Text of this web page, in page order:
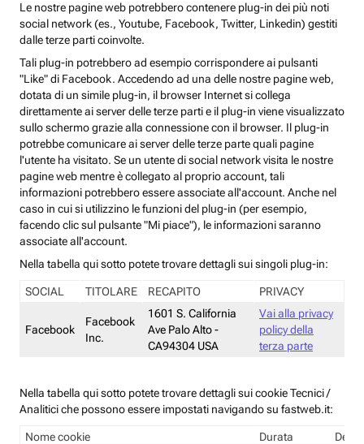
Le nostre pagine web potrebbero contenere plug-in dei più noti
social network (es., Youtube, Facebook, Twitter, Linkedin) gestiti
dalle terze parti coinvolte.
Tali plug-in potrebbero ad esempio corrispondere ai pulsanti
"Like" di Facebook. Accedendo ad una delle nostre pagine web,
dotata di un simile plug-in, il browser Internet si collega
direttamente ai server delle terze parti e il plug-in viene visualizzato
sullo schermo grazie alla connessione con il browser. Il plug-in
potrebbe comunicare ai server delle terze parte quali pagine
l'utente ha visitato. Se un utente di social network visita le nostre
pagine web mentre è collegato al proprio account, tali
informazioni potrebbero essere associate all'account. Anche nel
caso in cui si utilizzino le funzioni del plug-in (per esempio,
facendo clic sul pulsante "Mi piace"), le informazioni saranno
associate all'account.
Nella tabella qui sotto potete trovare dettagli sui singoli plug-in:
SOCIAL TITOLARE RECAPITO PRIVACY
Facebook
Facebook
Inc.
1601 S. California
Ave Palo Alto -
CA94304 USA
Vai alla privacy
policy della
terza parte
Nella tabella qui sotto potete trovare dettagli sui cookie Tecnici /
Analitici che possono essere impostati navigando su fastweb.it:
Nome cookie Durata